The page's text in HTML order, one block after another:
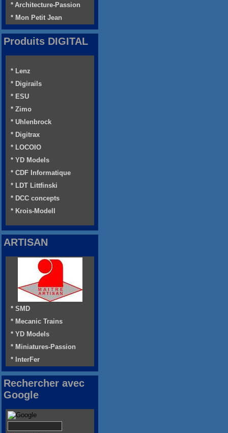
* Architecture-Passion
* Mon Petit Jean
Produits DIGITAL
* Lenz
* Digirails
* ESU
* Zimo
* Uhlenbrock
* Digitrax
* LOCOIO
* YD Models
* CDF Informatique
* LDT Littfinski
* DCC concepts
* Krois-Modell
ARTISAN
* SMD
* Mecanic Trains
* YD Models
* Miniatures-Passion
* InterFer
Rechercher avec
Google